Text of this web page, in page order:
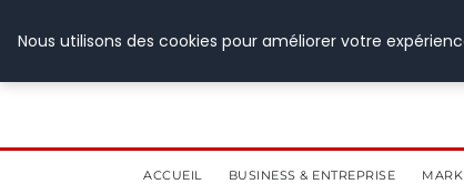
ACCUEIL BUSINESS & ENTREPRISE
Nous utilisons des cookies pour améliorer votre